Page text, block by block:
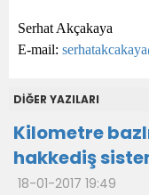
Serhat Akçakaya
E-mail:
DİĞER YAZILARI
Kilometre
hakkediş
18-01-2017 19:49